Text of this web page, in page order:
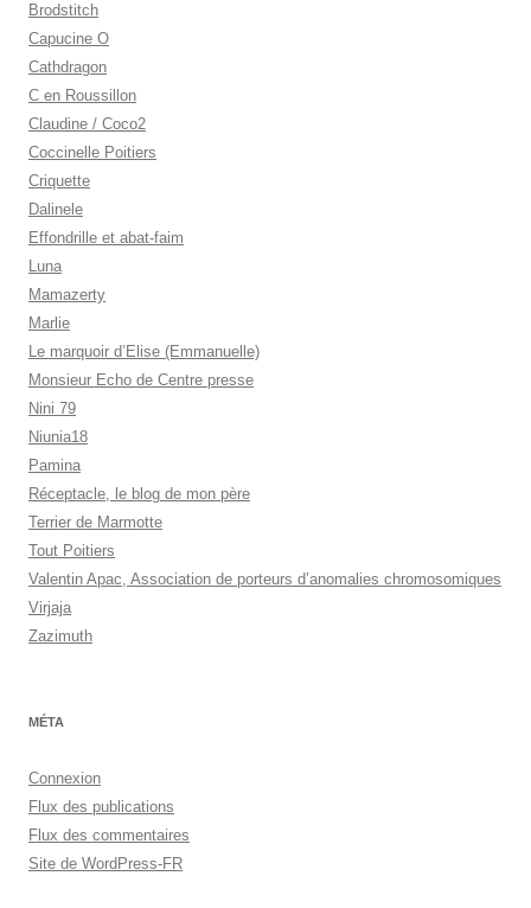
Brodstitch
Capucine O
Cathdragon
C en Roussillon
Claudine / Coco2
Coccinelle Poitiers
Criquette
Dalinele
Effondrille et abat-faim
Luna
Mamazerty
Marlie
Le marquoir d’Elise (Emmanuelle)
Monsieur Echo de Centre presse
Nini 79
Niunia18
Pamina
Réceptacle, le blog de mon père
Terrier de Marmotte
Tout Poitiers
Valentin Apac, Association de porteurs d’anomalies chromosomiques
Virjaja
Zazimuth
MÉTA
Connexion
Flux des publications
Flux des commentaires
Site de WordPress-FR